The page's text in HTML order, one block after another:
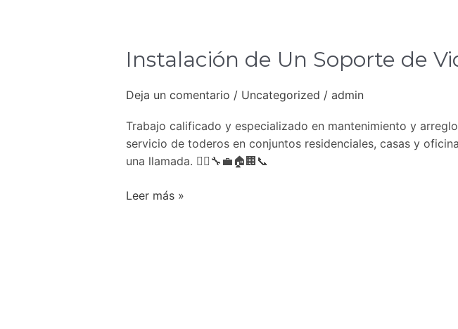
Instalación de Un Soporte de
Deja un comentario / Uncategorized / admin
Trabajo calificado y especializado en mantenimiento y
servicio de toderos en conjuntos residenciales, casas y
una llamada. 👷‍♂️🔧💼🏠🏢📞
Un
de
Wall
Leer más »